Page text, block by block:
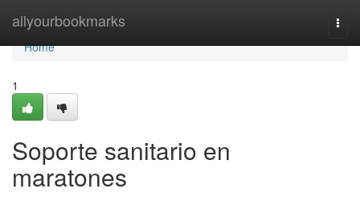
allyourbookmarks
Home
Home
1
Soporte sanitario en
maratones